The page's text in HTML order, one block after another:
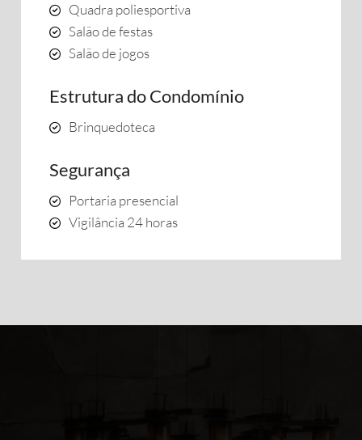
Quadra poliesportiva
Salão de festas
Salão de jogos
Estrutura do Condomínio
Brinquedoteca
Segurança
Portaria presencial
Vigilância 24 horas